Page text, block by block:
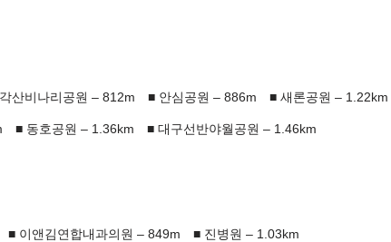
각산비나리공원 – 812m 안심공원 – 886m 새론공원 – 1.22km
동호공원 – 1.36km 대구선반야월공원 – 1.46km
이앤김연합내과의원 – 849m 진병원 – 1.03km